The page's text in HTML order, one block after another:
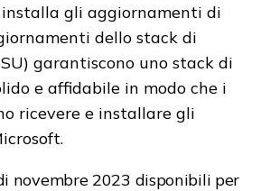
gli aggiornamenti di
dello stack di
garantiscono uno stack di
e affidabile in modo che i
ricevere e installare gli
novembre 2023 disponibili per